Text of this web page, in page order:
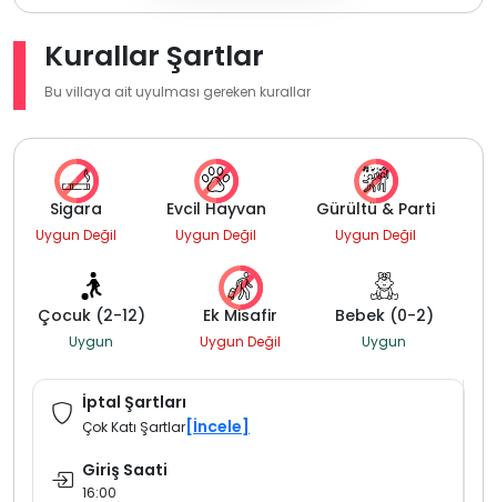
Kurallar Şartlar
Bu villaya ait uyulması gereken kurallar
Sigara
Uygun Değil
Evcil Hayvan
Uygun Değil
Gürültü & Parti
Uygun Değil
Çocuk (2-12)
Uygun
Ek Misafir
Uygun Değil
Bebek (0-2)
Uygun
İptal Şartları
Çok Katı Şartlar [İncele]
Giriş Saati
16:00